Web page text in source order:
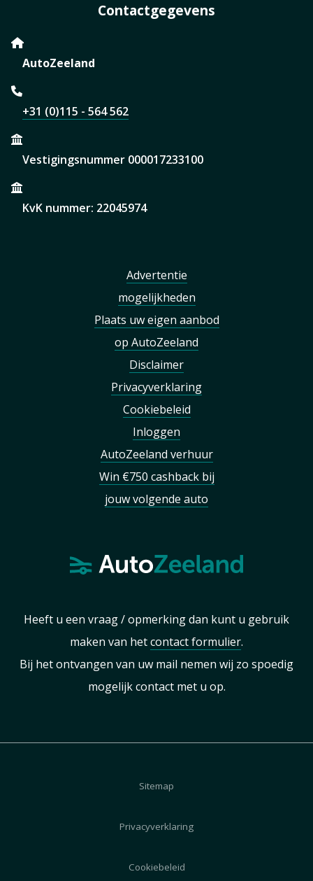
Contactgegevens
AutoZeeland
+31 (0)115 - 564 562
Vestigingsnummer 000017233100
KvK nummer: 22045974
Advertentie
mogelijkheden
Plaats uw eigen aanbod
op AutoZeeland
Disclaimer
Privacyverklaring
Cookiebeleid
Inloggen
AutoZeeland verhuur
Win €750 cashback bij
jouw volgende auto
Heeft u een vraag / opmerking dan kunt u gebruik
maken van hetcontact formulier.
Bij het ontvangen van uw mail nemen wij zo spoedig
mogelijk contact met u op.
Sitemap
Privacyverklaring
Cookiebeleid